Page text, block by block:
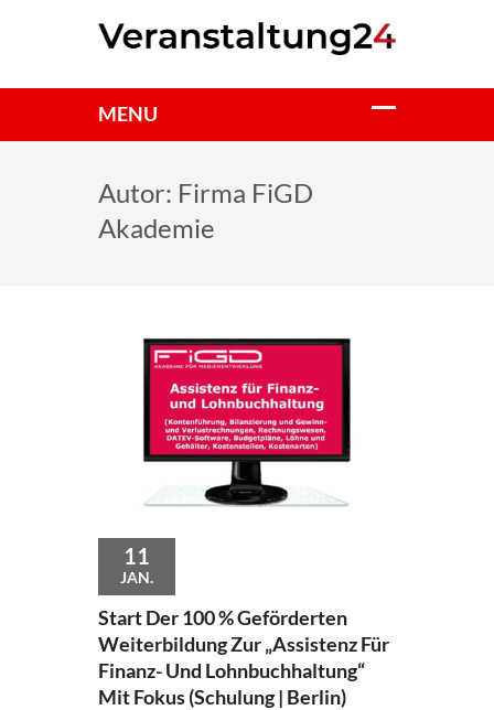
Autor: Firma FiGD
Akademie
11
JAN.
Start Der 100 % Geförderten
Weiterbildung Zur „Assistenz Für
Finanz- Und Lohnbuchhaltung“
Mit Fokus (Schulung | Berlin)